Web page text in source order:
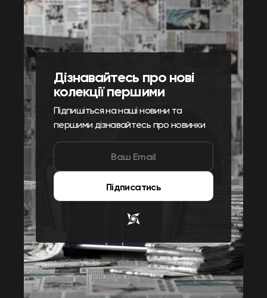
Дізнавайтесь про нові
колекції першими
Підпишіться на наші новини та
першими дізнавайтесь про новинки
Підписатись